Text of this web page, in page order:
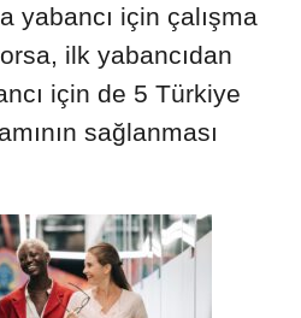
yabancı için çalışma
ilk yabancıdan
için de 5 Türkiye
sağlanması